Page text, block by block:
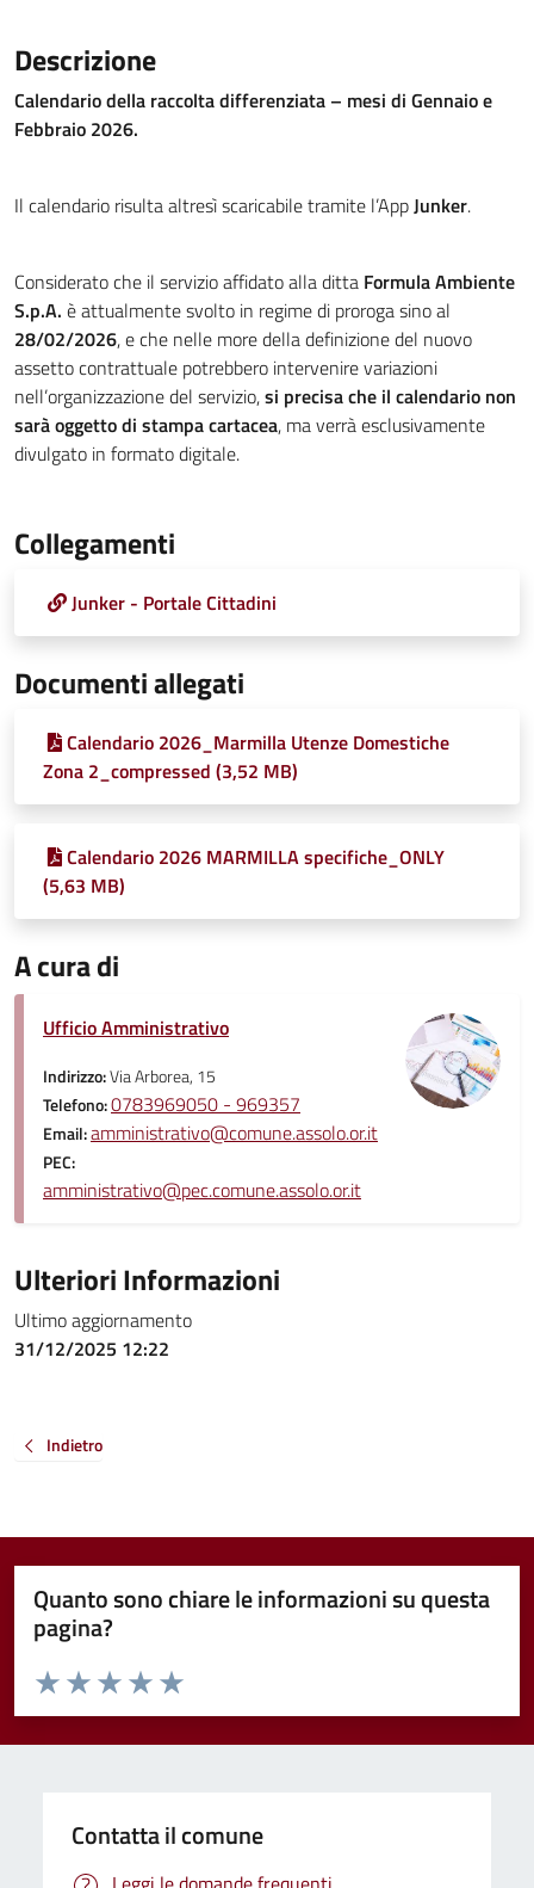
Descrizione
Calendario della raccolta differenziata – mesi di Gennaio e
Febbraio 2026.
Il calendario risulta altresì scaricabile tramite l’AppJunker.
Considerato che il servizio affidato alla ditta Formula Ambiente
S.p.A. è attualmente svolto in regime di proroga sino al
28/02/2026, e che nelle more della definizione del nuovo
assetto contrattuale potrebbero intervenire variazioni
nell’organizzazione del servizio,si precisa che il calendario non
sarà oggetto di stampa cartacea, ma verrà esclusivamente
divulgato in formato digitale.
Collegamenti
Junker - Portale Cittadini
Documenti allegati
Calendario 2026_Marmilla Utenze Domestiche
Zona 2_compressed (3,52 MB)
Calendario 2026 MARMILLA specifiche_ONLY
(5,63 MB)
A cura di
Ufficio Amministrativo
Indirizzo:Via Arborea, 15
Telefono:0783969050 - 969357
Email:amministrativo@comune.assolo.or.it
PEC:
amministrativo@pec.comune.assolo.or.it
Ulteriori Informazioni
Ultimo aggiornamento
31/12/2025 12:22
Indietro
Quanto sono chiare le informazioni su questa
pagina?
Valuta da 1 a 5 stelle la pagina
Valuta 5 stelle su 5
Valuta 4 stelle su 5
Valuta 3 stelle su 5
Valuta 2 stelle su 5
Valuta 1 stelle su 5
Contatta il comune